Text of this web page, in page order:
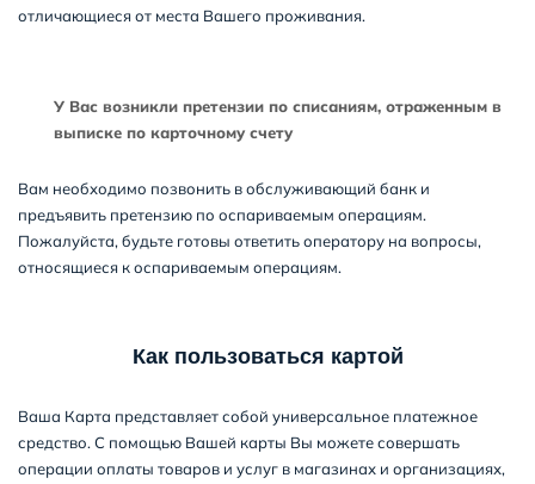
отличающиеся от места Вашего проживания.
У Вас возникли претензии по списаниям, отраженным в
выписке по карточному счету
Вам необходимо позвонить в обслуживающий банк и
предъявить претензию по оспариваемым операциям.
Пожалуйста, будьте готовы ответить оператору на вопросы,
относящиеся к оспариваемым операциям.
Как пользоваться картой
Ваша Карта представляет собой универсальное платежное
средство. С помощью Вашей карты Вы можете совершать
операции оплаты товаров и услуг в магазинах и организациях,